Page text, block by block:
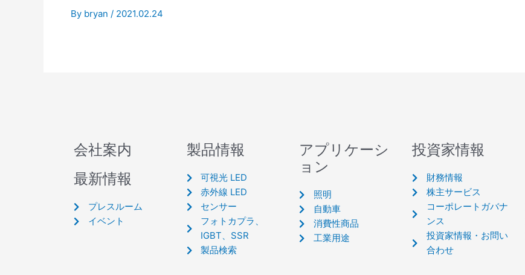
By bryan / 2021.02.24
会社案内
最新情報
プレスルーム
イベント
製品情報
可視光 LED
赤外線 LED
センサー
フォトカプラ、
IGBT、SSR
製品検索
アプリケーシ
ョン
照明
自動車
消費性商品
工業用途
投資家情報
財務情報
株主サービス
コーポレートガバナ
ンス
投資家情報・お問い
合わせ